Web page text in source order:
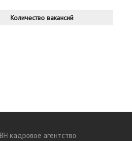
Количество вакансий
кадровое агентство